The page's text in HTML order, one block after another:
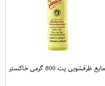
مایع ظرفشویی پت 800 گرمی خاکستر